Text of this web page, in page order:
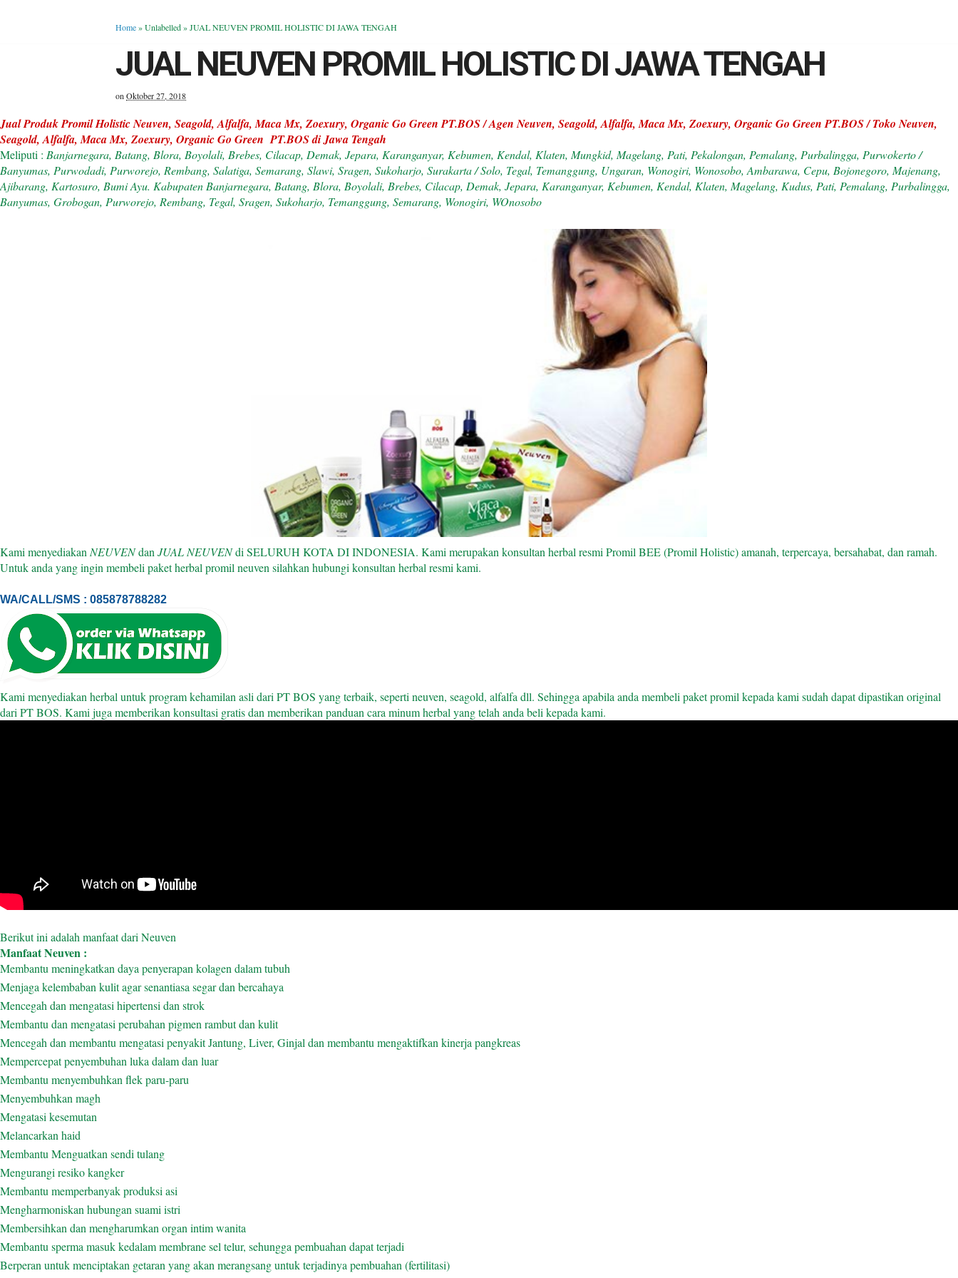
Home» Unlabelled »JUAL NEUVEN PROMIL HOLISTIC DI JAWA TENGAH
JUAL NEUVEN PROMIL HOLISTIC DI JAWA TENGAH
onOktober 27, 2018
Jual Produk Promil Holistic Neuven, Seagold, Alfalfa, Maca Mx, Zoexury, Organic Go Green PT.BOS / Agen Neuven, Seagold, Alfalfa, Maca Mx, Zoexury, Organic Go Green PT.BOS / Toko Neuven,
Seagold, Alfalfa, Maca Mx, Zoexury, Organic Go Green PT.BOS di Jawa Tengah
Meliputi : Banjarnegara, Batang, Blora, Boyolali, Brebes, Cilacap, Demak, Jepara, Karanganyar, Kebumen, Kendal, Klaten, Mungkid, Magelang, Pati, Pekalongan, Pemalang, Purbalingga, Purwokerto /
Banyumas, Purwodadi, Purworejo, Rembang, Salatiga, Semarang, Slawi, Sragen, Sukoharjo, Surakarta / Solo, Tegal, Temanggung, Ungaran, Wonogiri, Wonosobo, Ambarawa, Cepu, Bojonegoro, Majenang,
Ajibarang, Kartosuro, Bumi Ayu. Kabupaten Banjarnegara, Batang, Blora, Boyolali, Brebes, Cilacap, Demak, Jepara, Karanganyar, Kebumen, Kendal, Klaten, Magelang, Kudus, Pati, Pemalang, Purbalingga,
Banyumas, Grobogan, Purworejo, Rembang, Tegal, Sragen, Sukoharjo, Temanggung, Semarang, Wonogiri, WOnosobo
Kami menyediakanNEUVENdanJUAL NEUVENdi SELURUH KOTA DI INDONESIA. Kami merupakan konsultan herbal resmi Promil BEE (Promil Holistic) amanah, terpercaya, bersahabat, dan ramah.
Untuk anda yang ingin membeli paket herbal promil neuven silahkan hubungi konsultan herbal resmi kami.
WA/CALL/SMS : 085878788282
Kami menyediakan herbal untuk program kehamilan asli dari PT BOS yang terbaik, seperti neuven, seagold, alfalfa dll. Sehingga apabila anda membeli paket promil kepada kami sudah dapat dipastikan original
dari PT BOS. Kami juga memberikan konsultasi gratis dan memberikan panduan cara minum herbal yang telah anda beli kepada kami.
Berikut ini adalah manfaat dari Neuven
Manfaat Neuven :
Membantu meningkatkan daya penyerapan kolagen dalam tubuh
Menjaga kelembaban kulit agar senantiasa segar dan bercahaya
Mencegah dan mengatasi hipertensi dan strok
Membantu dan mengatasi perubahan pigmen rambut dan kulit
Mencegah dan membantu mengatasi penyakit Jantung, Liver, Ginjal dan membantu mengaktifkan kinerja pangkreas
Mempercepat penyembuhan luka dalam dan luar
Membantu menyembuhkan flek paru-paru
Menyembuhkan magh
Mengatasi kesemutan
Melancarkan haid
Membantu Menguatkan sendi tulang
Mengurangi resiko kangker
Membantu memperbanyak produksi asi
Mengharmoniskan hubungan suami istri
Membersihkan dan mengharumkan organ intim wanita
Membantu sperma masuk kedalam membrane sel telur, sehungga pembuahan dapat terjadi
Berperan untuk menciptakan getaran yang akan merangsang untuk terjadinya pembuahan (fertilitasi)